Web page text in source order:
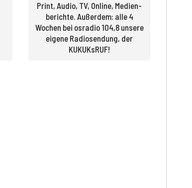
Print, Audio, TV, Online, Medien­
berichte. Außerdem: alle 4
Wochen bei osradio 104,8 unsere
eigene Radio­sendung, der
KUKUKsRUF!